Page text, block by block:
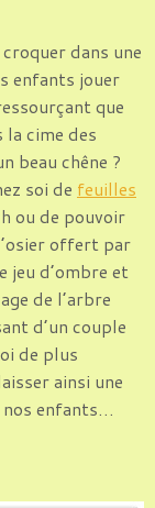
dans une
enfants jouer
que
cime des
beau chêne ?
soi de feuilles
ou de pouvoir
offert par
jeu d’ombre et
de l’arbre
d’un couple
de plus
ainsi une
nos enfants…